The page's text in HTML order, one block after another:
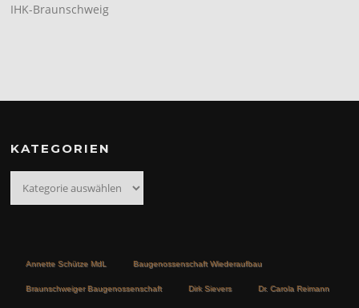
IHK-Braunschweig
KATEGORIEN
Annette Schütze MdL Baugenossenschaft Wiederaufbau
Braunschweiger Baugenossenschaft Dirk Sievers Dr. Carola Reimann